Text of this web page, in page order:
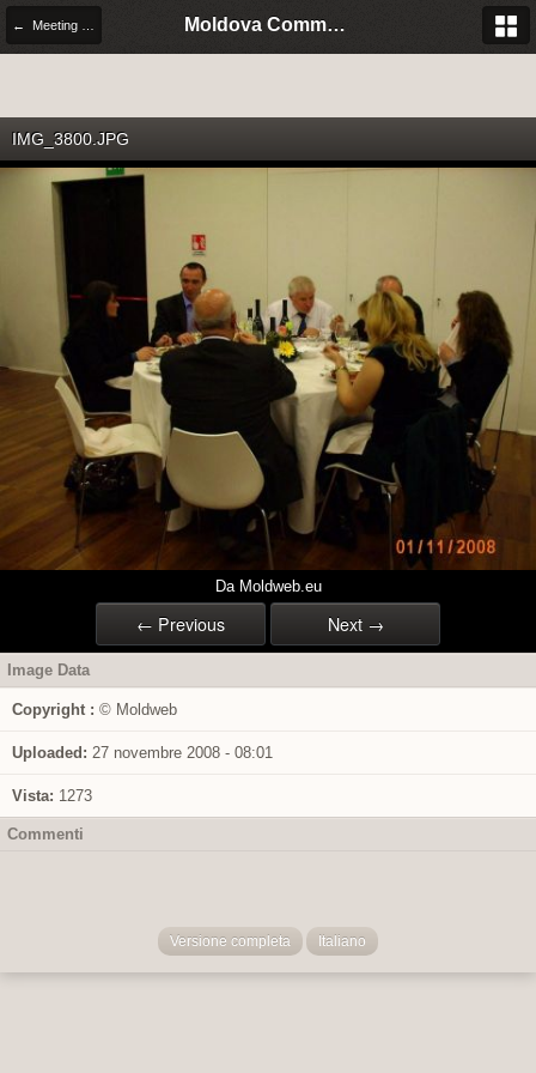
Moldova Community Italia
IMG_3800.JPG
Da Moldweb.eu
← Previous Next →
Image Data
Copyright : © Moldweb
Uploaded: 27 novembre 2008 - 08:01
Vista: 1273
Commenti
Versione completa Italiano